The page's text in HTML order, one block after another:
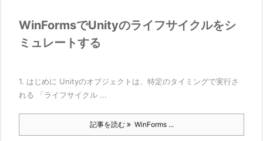
WinFormsでUnityのライフサイクルをシ
ミュレートする
1. はじめに Unityのオブジェクトは、特定のタイミングで実行さ
れる 「ライフサイクル ...
記事を読む WinForms ...